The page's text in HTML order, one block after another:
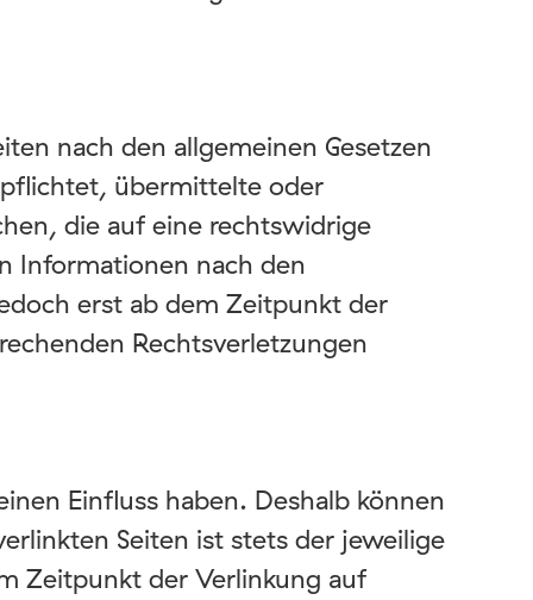
nach den allgemeinen Gesetzen
übermittelte oder
die auf eine rechtswidrige
Informationen nach den
erst ab dem Zeitpunkt der
Rechtsverletzungen
Einfluss haben. Deshalb können
Seiten ist stets der jeweilige
Zeitpunkt der Verlinkung auf